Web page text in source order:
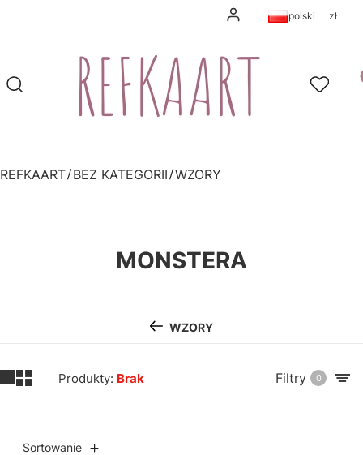
Zaloguj siępolski zł
Otwórz wyszukiwarkę
Szukaj Ulubione
REFKAART BEZ KATEGORII WZORY
MONSTERA
WZORY
Produkty: Brak Filtry 0
Sortowanie